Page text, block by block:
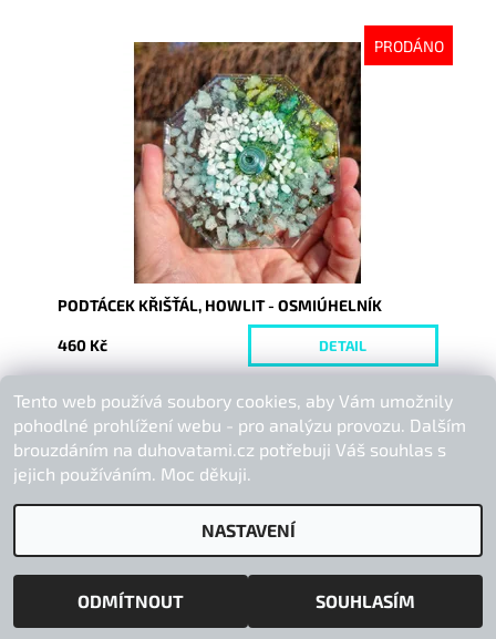
PRODÁNO
Dostupnost:
Vyprodáno
9981
PODTÁCEK KŘIŠŤÁL, HOWLIT - OSMIÚHELNÍK
460 Kč DETAIL
Buďte první, kdo napíše příspěvek k této položce.
Přidat komentář
2026 © Duhová Tami, všechna práva vyhrazena
Tento web používá soubory cookies, aby Vám umožnily
pohodlné prohlížení webu - pro analýzu provozu. Dalším
brouzdáním na duhovatami.cz potřebuji Váš souhlas s
jejich používáním. Moc děkuji.
NASTAVENÍ
ODMÍTNOUT SOUHLASÍM